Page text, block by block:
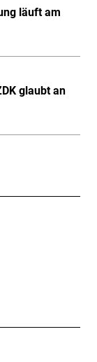
läuft am
glaubt an